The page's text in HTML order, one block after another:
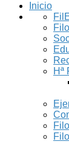
Inicio
Hª